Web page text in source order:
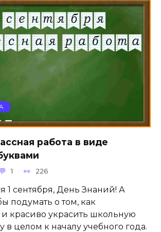
работа в виде
1 226
1 сентября, День Знаний! А
подумать о том, как
красиво украсить школьную
в целом к началу учебного года.